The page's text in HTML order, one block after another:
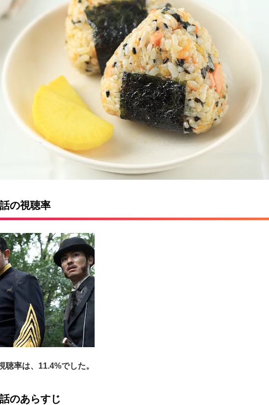
の視聴率
聴率は、11.4%でした。
のあらすじ